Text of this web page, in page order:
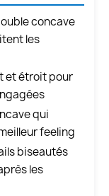
concave
les
et étroit pour
qui
feeling
biseautés
les